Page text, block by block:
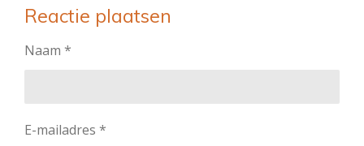
Reactie plaatsen
Naam *
E-mailadres *